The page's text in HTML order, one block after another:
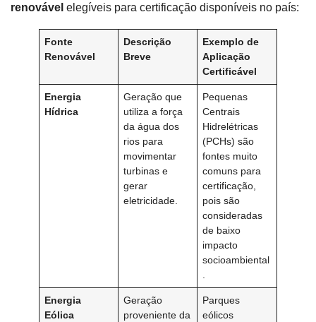
renovável elegíveis para certificação disponíveis no país:
Fonte
Renovável
Descrição
Breve
Exemplo de
Aplicação
Certificável
Energia
Hídrica
Geração que
utiliza a força
da água dos
rios para
movimentar
turbinas e
gerar
eletricidade.
Pequenas
Centrais
Hidrelétricas
(PCHs) são
fontes muito
comuns para
certificação,
pois são
consideradas
de baixo
impacto
socioambiental
Energia
Eólica
Geração
proveniente da
Parques
eólicos